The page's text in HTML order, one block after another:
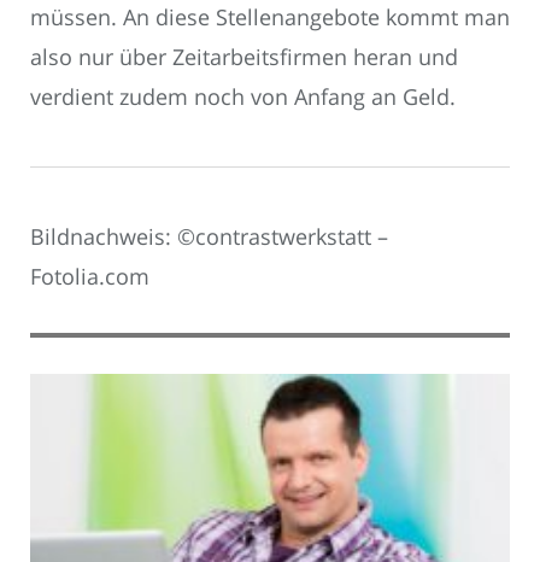
müssen. An diese Stellenangebote kommt man
also nur über Zeitarbeitsfirmen heran und
verdient zudem noch von Anfang an Geld.
Bildnachweis: ©contrastwerkstatt –
Fotolia.com